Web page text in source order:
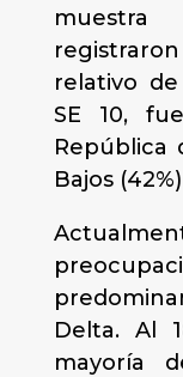
relativo
SE 10,
República
Bajos
Delta. Al
mayoría